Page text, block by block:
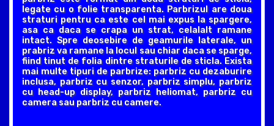
legate cu o folie transparenta. Parbrizul are doua
straturi pentru ca este cel mai expus la spargere,
asa ca daca se crapa un strat, celalalt ramane
intact. Spre deosebire de geamurile laterale, un
prabriz va ramane la locul sau chiar daca se sparge,
fiind tinut de folia dintre straturile de sticla. Exista
mai multe tipuri de parbrize: parbriz cu dezaburire
inclusa, parbriz cu senzor, parbriz simplu, parbriz
cu head-up display, parbriz heliomat, parbriz cu
camera sau parbriz cu camere.